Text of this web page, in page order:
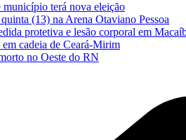
município terá nova eleição
(13) na Arena Otaviano Pessoa
protetiva e lesão corporal em
cadeia de Ceará-Mirim
no Oeste do RN